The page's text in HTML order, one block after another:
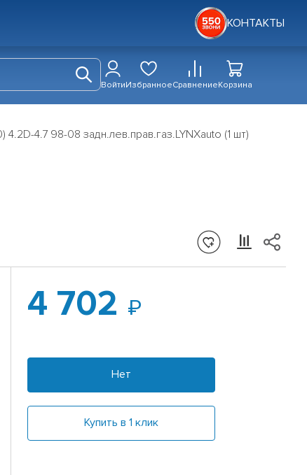
КОНТАКТЫ
ВойтиИзбранноеСравнениеКорзина
4.7 98-08 задн.лев.прав.газ.LYNXauto (1 шт)
4 702
Нет
Купить в 1 клик